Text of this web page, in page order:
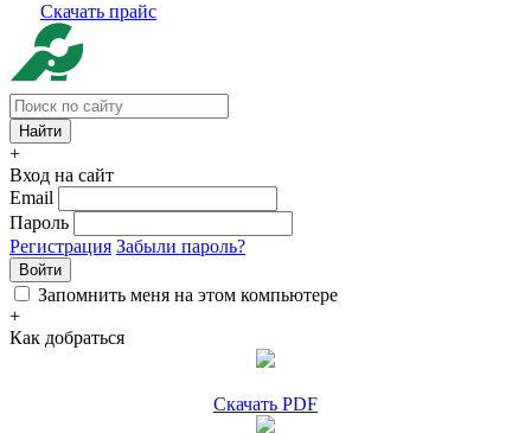
Скачать прайс
+
Вход на сайт
Email
Пароль
Регистрация Забыли пароль?
Войти
Запомнить меня на этом компьютере
+
Как добраться
Скачать PDF